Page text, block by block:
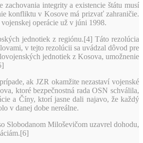
integrity a existencie štátu musí
konfliktu v Kosove má prizvať zahraničie.
operácie už v júni 1998.
jednotiek z regiónu.[4] Táto rezolúcia
v tejto rezolúcii sa uvádzal dôvod pre
jednotiek z Kosova, umožnenie
ak JZR okamžite nezastaví vojenské
ktoré bezpečnostná rada OSN schválila,
a Číny, ktorí jasne dali najavo, že každý
v danej dobe nereálne.
Slobodanom Miloševičom uzavrel dohodu,